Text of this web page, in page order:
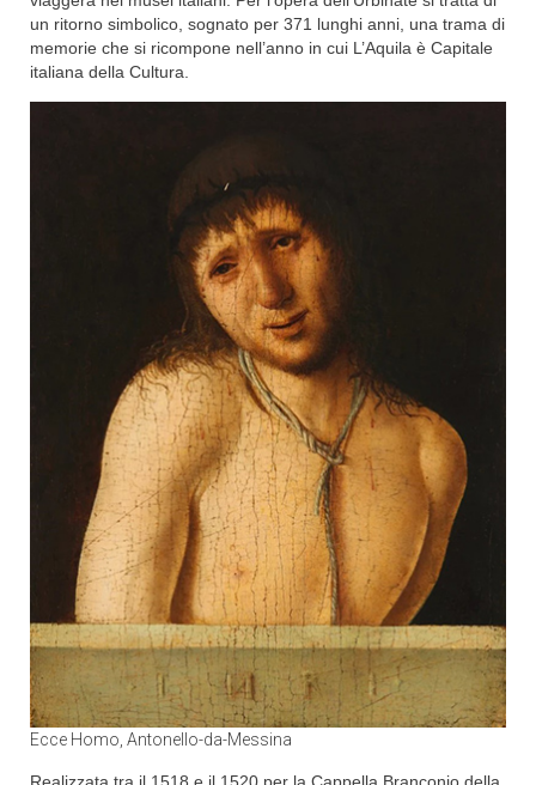
un ritorno simbolico, sognato per 371 lunghi anni, una trama di
memorie che si ricompone nell’anno in cui L’Aquila è Capitale
italiana della Cultura.
Ecce Homo, Antonello-da-Messina